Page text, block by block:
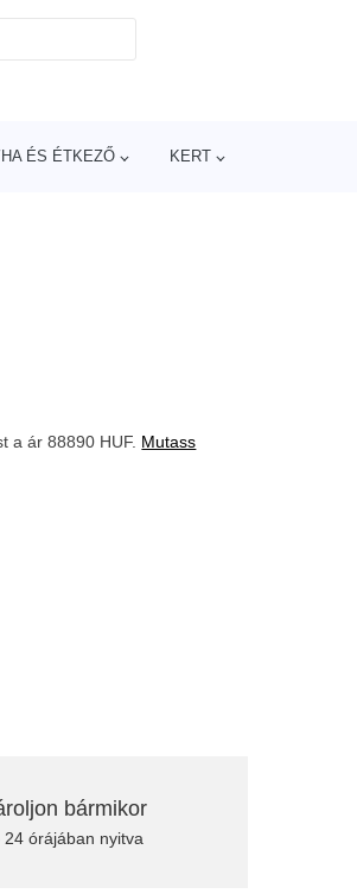
ÉS ÉTKEZŐ KERT
a ár 88890 HUF. Mutass
bármikor
24 órájában nyitva